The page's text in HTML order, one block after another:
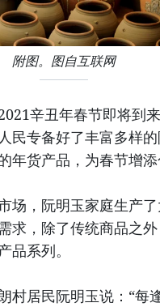
附图。图自互联网
辛丑年春节即将到
民专备好了丰富多样的
年货产品，为春节增添
场，阮明玉家庭生产
求，除了传统商品之
品系列。
村居民阮明玉说：“每